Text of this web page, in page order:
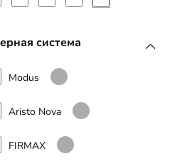
МДФ с пленкой ПВХ
МДФ с эмалью
Планки МДФ
Рамка МДФ
система
Modus
Aristo Nova
FIRMAX